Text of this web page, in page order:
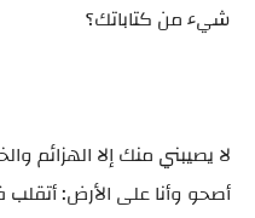
شيء من كتاباتك؟
لا يصيبني منك إلا الهزائم
أصحو وأنا على الأرض: